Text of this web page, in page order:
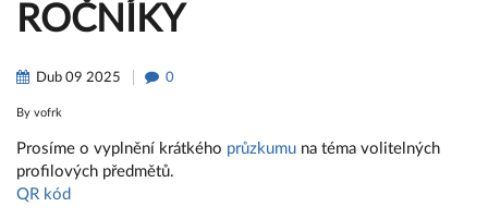
ROČNÍKY
Dub 09 2025 0
By vofrk
Prosíme o vyplnění krátkého průzkumu na téma volitelných
profilových předmětů.
QR kód